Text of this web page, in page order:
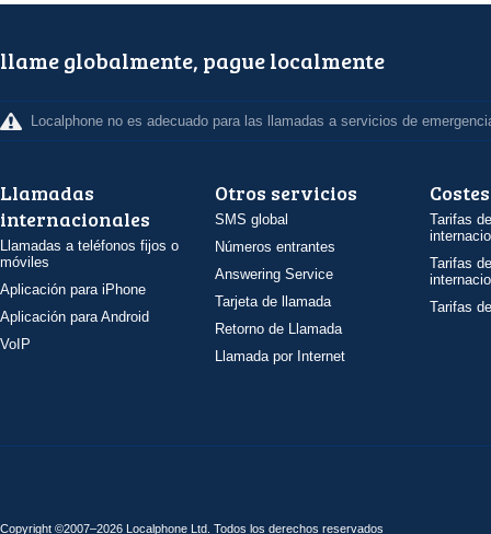
llame globalmente, pague localmente
Localphone no es adecuado para las llamadas a servicios de
Llamadas
internacionales
Llamadas a teléfonos fijos o
móviles
Aplicación para iPhone
Aplicación para Android
VoIP
Otros servicios
SMS global
Números entrantes
Answering Service
Tarjeta de llamada
Retorno de Llamada
Llamada por Internet
Costes
Tarifas
Tarifas
Tarifas
Copyright ©2007–2026 Localphone Ltd . Todos los derechos reservados